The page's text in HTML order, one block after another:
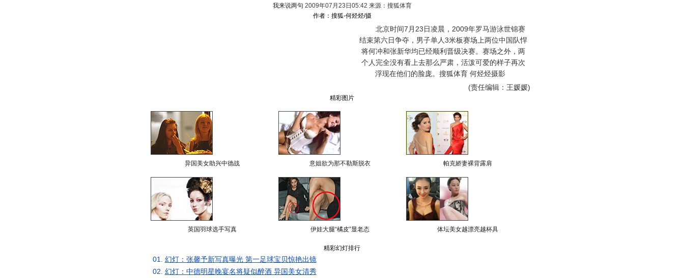
我来说两句 2009年07月23日05:42 来源：搜狐体育
作者：搜狐-何烃烃/摄
北京时间7月23日凌晨，2009年罗马游泳世锦赛
结束第六日争夺，男子单人3米板赛场上两位中国队悍
将何冲和张新华均已经顺利晋级决赛。赛场之外，两
个人完全没有看上去那么严肃，活泼可爱的样子再次
浮现在他们的脸庞。搜狐体育 何烃烃摄影
(责任编辑：王媛媛)
精彩图片
异国美女助兴中德战 意姐欲为那不勒斯脱衣 帕克娇妻裸背露肩
英国羽球选手写真 伊娃大腿“橘皮”显老态 体坛美女越漂亮越杯具
精彩幻灯排行
01. 幻灯：张馨予新写真曝光 第一足球宝贝惊艳出镜
02. 幻灯：中德明星晚宴名将疑似醉酒 异国美女清秀